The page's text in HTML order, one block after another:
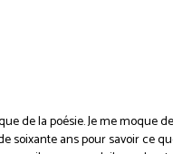
de la poésie. Je me moque
soixante ans pour savoir ce